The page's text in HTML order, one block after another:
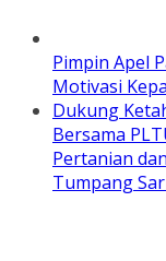
Pimpin Apel
Motivasi
Dukung
Bersama
Pertanian
Tumpang